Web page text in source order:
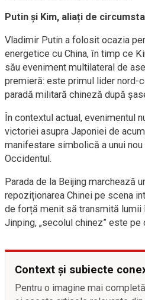
Putin și Kim, aliați de
Vladimir Putin a folosit ocazia
energetice cu China, în timp ce
său eveniment multilateral de
premieră: este primul lider nord-
paradă militară chineză după
În contextul actual, evenimentul
victoriei asupra Japoniei de
manifestare simbolică a unui
Occidentul.
Parada de la Beijing marchează
repoziționarea Chinei pe scena
de forță menit să transmită lumii
Jinping, „secolul chinez” este pe
Context și subiecte
Pentru o imagine mai